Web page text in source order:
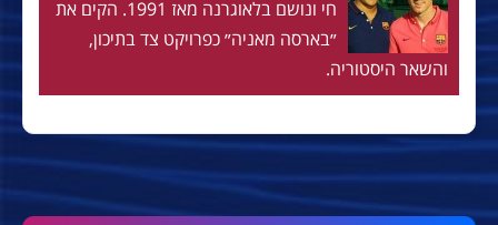
חי ונושם בלאוגרנה מאז 1991. הקים את
״בארסה מאניה״ כפרויקט צד בתיכון,
והשאר היסטוריה.